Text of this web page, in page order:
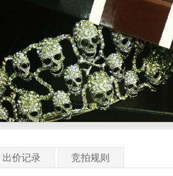
出价记录 竞拍规则